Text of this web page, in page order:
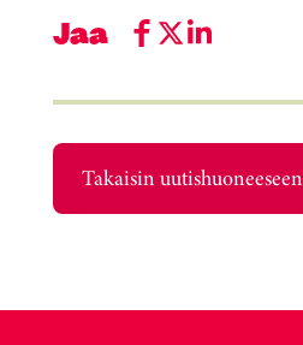
Jaa
Takaisin uutishuoneeseen